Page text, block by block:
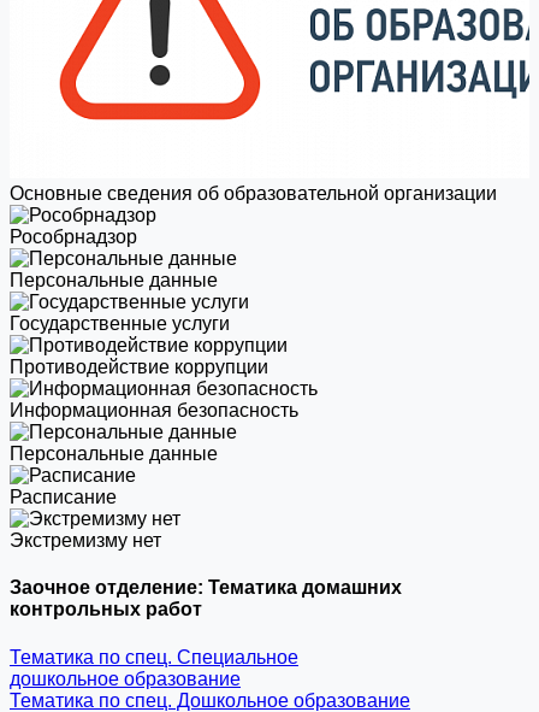
Основные сведения об образовательной организации
Роcобрнадзор
Персональные данные
Государственные услуги
Противодействие коррупции
Информационная безопасность
Персональные данные
Расписание
Экстремизму нет
Заочное отделение: Тематика домашних
контрольных работ
Тематика по спец. Специальное
дошкольное образование
Тематика по спец. Дошкольное образование